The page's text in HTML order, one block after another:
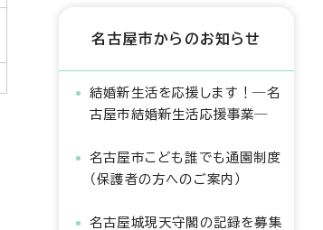
名古屋市からのお知らせ
結婚新生活を応援します！―名
古屋市結婚新生活応援事業―
名古屋市こども誰でも通園制度
（保護者の方へのご案内）
名古屋城現天守閣の記録を募集